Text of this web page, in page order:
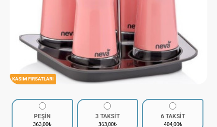
KASIM FIRSATLARI
PEŞİN
363,00₺
3 TAKSİT
363,00₺
6 TAKSİT
404,00₺